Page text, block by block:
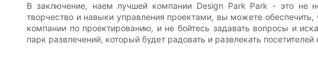
В заключение, наем лучшей компании Design Park Park - это не
творчество и навыки управления проектами, вы можете
компании по проектированию, и не бойтесь задавать вопросы и
парк развлечений, который будет радовать и развлекать посетителей